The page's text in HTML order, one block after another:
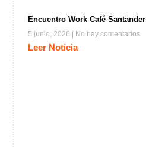
Encuentro Work Café Santander
5 junio, 2026 No hay comentarios
Leer Noticia